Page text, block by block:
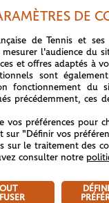
de me dire : 'Je ne
faut que je
très agréable
tout
pas combien de
c’est sûr, donc
d’Eala est
DE
de Tennis et
mesurer l'audience du
et offres adaptés à
sont
fonctionnement du
précédemment, ces
vos préférences pour
sur "Définir vos
sur le traitement des
consulter notre